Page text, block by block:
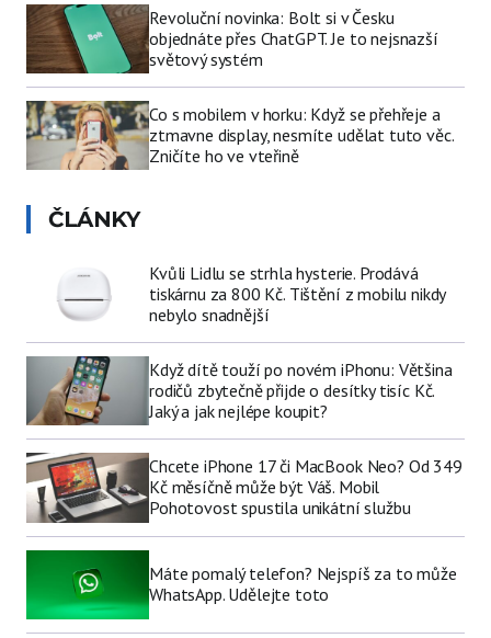
Revoluční novinka: Bolt si v Česku
objednáte přes ChatGPT. Je to nejsnazší
světový systém
Co s mobilem v horku: Když se přehřeje a
ztmavne display, nesmíte udělat tuto věc.
Zničíte ho ve vteřině
ČLÁNKY
Kvůli Lidlu se strhla hysterie. Prodává
tiskárnu za 800 Kč. Tištění z mobilu nikdy
nebylo snadnější
Když dítě touží po novém iPhonu: Většina
rodičů zbytečně přijde o desítky tisíc Kč.
Jaký a jak nejlépe koupit?
Chcete iPhone 17 či MacBook Neo? Od 349
Kč měsíčně může být Váš. Mobil
Pohotovost spustila unikátní službu
Máte pomalý telefon? Nejspíš za to může
WhatsApp. Udělejte toto